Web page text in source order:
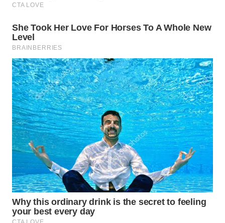
WAHANANEWS
CO ID
WAHANANEWS
NET
WAHANA
SPORT
WAHANA
UMKM
WAHANA
SELEB